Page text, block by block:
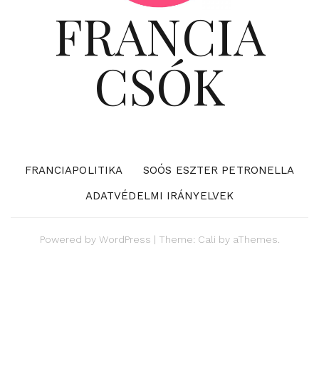
FRANCIA
CSÓK
FRANCIAPOLITIKA
SOÓS ESZTER PETRONELLA
ADATVÉDELMI IRÁNYELVEK
Powered by WordPress | Theme: Cali by aThemes.